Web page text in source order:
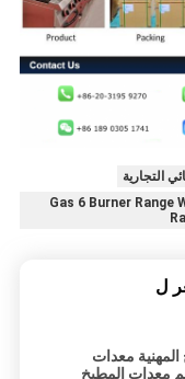
التجارية
Gas 6 Burner Range
ل
معدات
معدات المطبخ